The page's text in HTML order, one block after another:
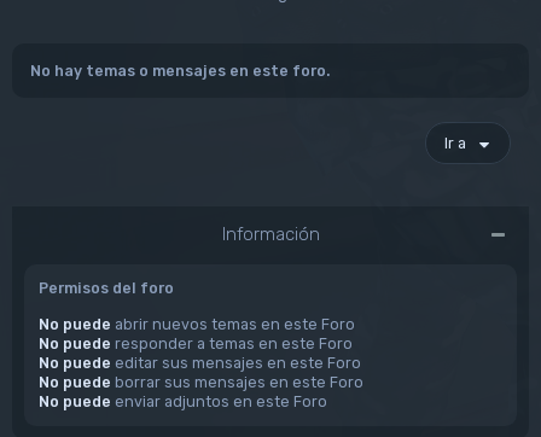
No hay temas o mensajes en este foro.
Ir a
Información
Permisos del foro
No puede abrir nuevos temas en este Foro
No puede responder a temas en este Foro
No puede editar sus mensajes en este Foro
No puede borrar sus mensajes en este Foro
No puede enviar adjuntos en este Foro